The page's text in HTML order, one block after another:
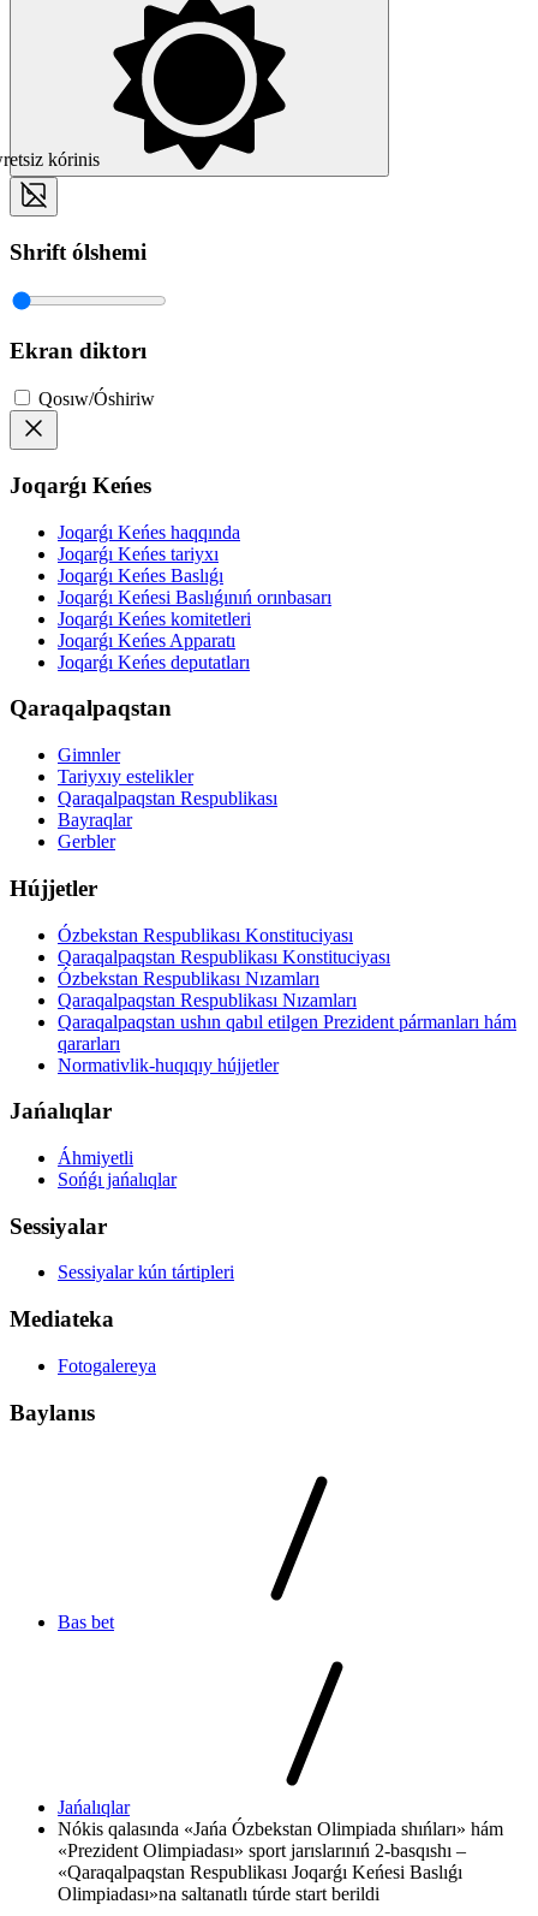
kórinis
Shrift ólshemi
Ekran diktorı
Qosıw/Óshiriw
Joqarǵı Keńes
Joqarǵı Keńes haqqında
Joqarǵı Keńes tariyxı
Joqarǵı Keńes Baslıǵı
Joqarǵı Keńesi Baslıǵınıń orınbasarı
Joqarǵı Keńes komitetleri
Joqarǵı Keńes Apparatı
Joqarǵı Keńes deputatları
Qaraqalpaqstan
Gimnler
Tariyxıy estelikler
Qaraqalpaqstan Respublikası
Bayraqlar
Gerbler
Hújjetler
Ózbekstan Respublikası Konstituciyası
Qaraqalpaqstan Respublikası Konstituciyası
Ózbekstan Respublikası Nızamları
Qaraqalpaqstan Respublikası Nızamları
Qaraqalpaqstan ushın qabıl etilgen Prezident pármanları hám
qararları
Normativlik-huqıqıy hújjetler
Jańalıqlar
Áhmiyetli
Sońǵı jańalıqlar
Sessiyalar
Sessiyalar kún tártipleri
Mediateka
Fotogalereya
Baylanıs
Bas bet
Jańalıqlar
Nókis qalasında «Jańa Ózbekstan Olimpiada shıńları» hám
«Prezident Olimpiadası» sport jarıslarınıń 2-basqıshı –
«Qaraqalpaqstan Respublikası Joqarǵı Keńesi Baslıǵı
Olimpiadası»na saltanatlı túrde start berildi